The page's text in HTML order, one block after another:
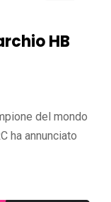
HB
del mondo
ha annunciato